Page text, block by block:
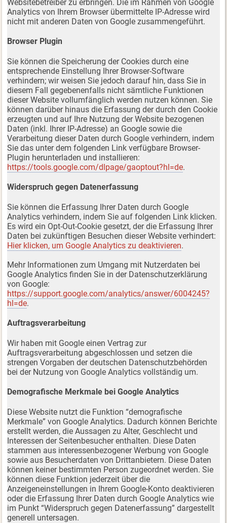
Websitebetreiber zu erbringen. Die im Rahmen von Google
Analytics von Ihrem Browser übermittelte IP-Adresse wird
nicht mit anderen Daten von Google zusammengeführt.
Browser Plugin
Sie können die Speicherung der Cookies durch eine
entsprechende Einstellung Ihrer Browser-Software
verhindern; wir weisen Sie jedoch darauf hin, dass Sie in
diesem Fall gegebenenfalls nicht sämtliche Funktionen
dieser Website vollumfänglich werden nutzen können. Sie
können darüber hinaus die Erfassung der durch den Cookie
erzeugten und auf Ihre Nutzung der Website bezogenen
Daten (inkl. Ihrer IP-Adresse) an Google sowie die
Verarbeitung dieser Daten durch Google verhindern, indem
Sie das unter dem folgenden Link verfügbare Browser-
Plugin herunterladen und installieren:
https://tools.google.com/dlpage/gaoptout?hl=de.
Widerspruch gegen Datenerfassung
Sie können die Erfassung Ihrer Daten durch Google
Analytics verhindern, indem Sie auf folgenden Link klicken.
Es wird ein Opt-Out-Cookie gesetzt, der die Erfassung Ihrer
Daten bei zukünftigen Besuchen dieser Website verhindert:
Hier klicken, um Google Analytics zu deaktivieren.
Mehr Informationen zum Umgang mit Nutzerdaten bei
Google Analytics finden Sie in der Datenschutzerklärung
von Google:
https://support.google.com/analytics/answer/6004245?
hl=de.
Auftragsverarbeitung
Wir haben mit Google einen Vertrag zur
Auftragsverarbeitung abgeschlossen und setzen die
strengen Vorgaben der deutschen Datenschutzbehörden
bei der Nutzung von Google Analytics vollständig um.
Demografische Merkmale bei Google Analytics
Diese Website nutzt die Funktion “demografische
Merkmale” von Google Analytics. Dadurch können Berichte
erstellt werden, die Aussagen zu Alter, Geschlecht und
Interessen der Seitenbesucher enthalten. Diese Daten
stammen aus interessenbezogener Werbung von Google
sowie aus Besucherdaten von Drittanbietern. Diese Daten
können keiner bestimmten Person zugeordnet werden. Sie
können diese Funktion jederzeit über die
Anzeigeneinstellungen in Ihrem Google-Konto deaktivieren
oder die Erfassung Ihrer Daten durch Google Analytics wie
im Punkt “Widerspruch gegen Datenerfassung” dargestellt
generell untersagen.